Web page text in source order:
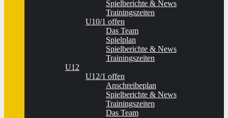
Spielberichte & News
Trainingszeiten
U10/1 offen
Das Team
Spielplan
Spielberichte & News
Trainingszeiten
U12
U12/1 offen
Anschreibeplan
Spielberichte & News
Trainingszeiten
Das Team